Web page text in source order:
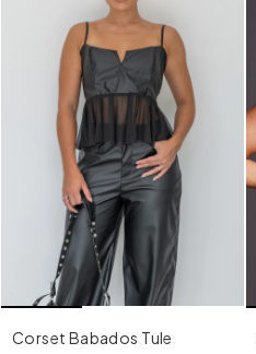
Corset Babados Tule